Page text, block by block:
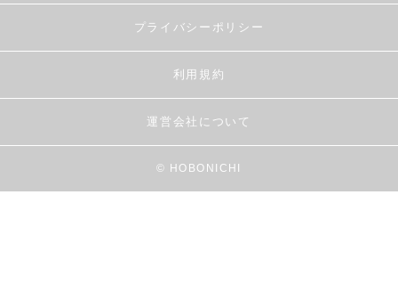
プライバシーポリシー
利用規約
運営会社について
© HOBONICHI